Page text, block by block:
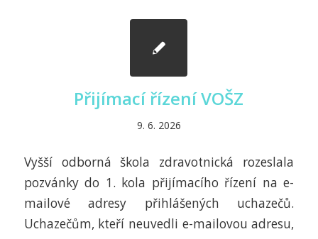
Přijímací řízení VOŠZ
9. 6. 2026
Vyšší odborná škola zdravotnická rozeslala
pozvánky do 1. kola přijímacího řízení na e-
mailové adresy přihlášených uchazečů.
Uchazečům, kteří neuvedli e-mailovou adresu,